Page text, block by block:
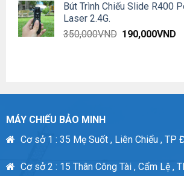
was:
Bút Trình Chiếu Slide R400
Laser 2.4G.
350,000VND Original
190,000VND
MÁY CHIẾU BẢO MINH
Cơ sở 1 : 35 Mẹ Suốt , Liên Chiểu , TP
Cơ sở 2 : 15 Thân Công Tài , Cẩm Lệ ,